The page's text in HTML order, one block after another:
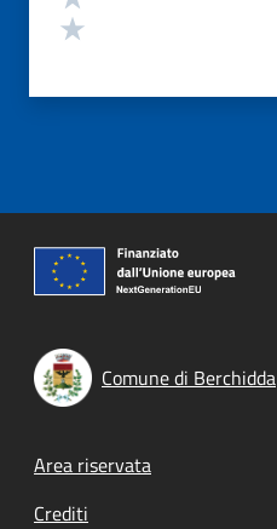
Comune di Berchidda
Footer menu
Area riservata
Crediti